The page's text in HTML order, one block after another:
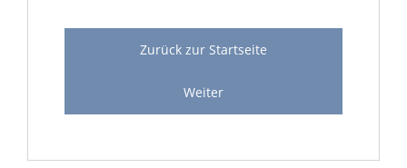
Zurück zur Startseite
Weiter